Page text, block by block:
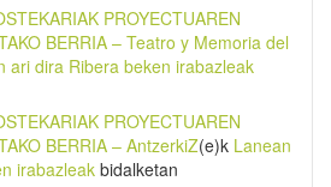
PROYECTUAREN
BERRIA – Teatro y Memoria del
ari dira Ribera beken irabazleak
PROYECTUAREN
BERRIA – AntzerkiZ(e)k Lanean
irabazleak bidalketan